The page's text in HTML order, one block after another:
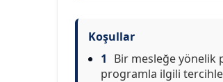
Koşullar
1 Bir mesleğe yönelik
programla ilgili